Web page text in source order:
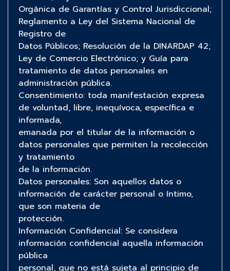
Orgánica de Garantías y Control Jurisdiccional;
Reglamento a Ley del Sistema Nacional de
Registro de
Datos Públicos; Resolución de la DINARDAP 42;
Ley de Comercio Electrónico; y Guía para
tratamiento de datos personales en
administración pública.
Consentimiento: toda manifestación expresa
de voluntad, libre, inequívoca, específica e
informada,
emanada por el titular de la información o
datos personales que permiten la recolección
y tratamiento
de la información.
Datos personales: Son aquellos datos o
información de carácter personal o íntimo,
que son materia de
protección.
Información Confidencial: Se considera
información confidencial aquella información
pública
personal, que no está sujeta al principio de